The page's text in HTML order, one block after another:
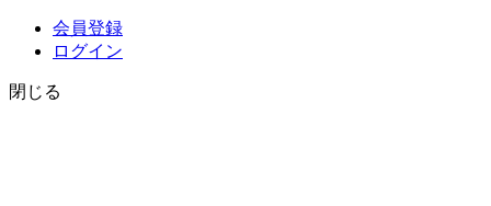
会員登録
ログイン
閉じる